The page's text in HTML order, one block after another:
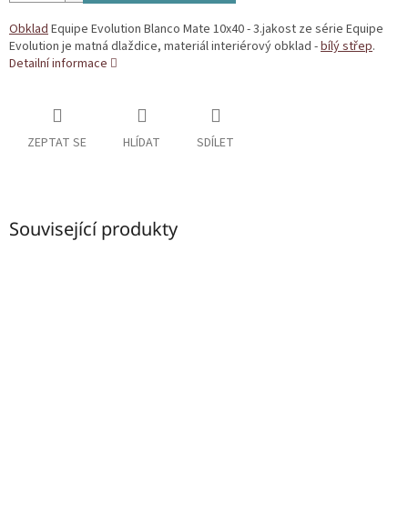
ObkladEquipe Evolution Blanco Mate 10x40 - 3.jakost ze série Equipe
Evolution je matná dlaždice, materiál interiérový obklad -bílý střep.
Detailní informace
ZEPTAT SE HLÍDAT SDÍLET
Související produkty